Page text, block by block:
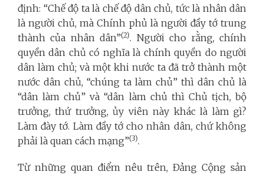
định: “Chế độ ta là chế độ dân chủ, tức là nhân dân
là người chủ, mà Chính phủ là người đầy tớ trung
thành của nhân dân”(2). Người cho rằng, chính
quyền dân chủ có nghĩa là chính quyền do người
dân làm chủ; và một khi nước ta đã trở thành một
nước dân chủ, “chúng ta làm chủ” thì dân chủ là
“dân làm chủ” và “dân làm chủ thì Chủ tịch, bộ
trưởng, thứ trưởng, ủy viên này khác là làm gì?
Làm đày tớ. Làm đầy tớ cho nhân dân, chứ không
phải là quan cách mạng”(3).
Từ những quan điểm nêu trên, Đảng Cộng sản